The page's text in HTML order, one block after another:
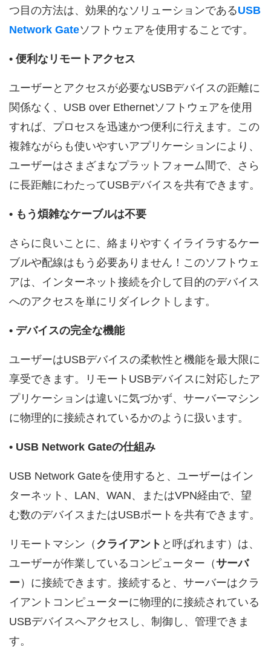
つ目の方法は、効果的なソリューションであるUSB
Network Gateソフトウェアを使用することです。
• 便利なリモートアクセス
ユーザーとアクセスが必要なUSBデバイスの距離に
関係なく、USB over Ethernetソフトウェアを使用
すれば、プロセスを迅速かつ便利に行えます。この
複雑ながらも使いやすいアプリケーションにより、
ユーザーはさまざまなプラットフォーム間で、さら
に長距離にわたってUSBデバイスを共有できます。
• もう煩雑なケーブルは不要
さらに良いことに、絡まりやすくイライラするケー
ブルや配線はもう必要ありません！このソフトウェ
アは、インターネット接続を介して目的のデバイス
へのアクセスを単にリダイレクトします。
• デバイスの完全な機能
ユーザーはUSBデバイスの柔軟性と機能を最大限に
享受できます。リモートUSBデバイスに対応したア
プリケーションは違いに気づかず、サーバーマシン
に物理的に接続されているかのように扱います。
• USB Network Gateの仕組み
USB Network Gateを使用すると、ユーザーはイン
ターネット、LAN、WAN、またはVPN経由で、望
む数のデバイスまたはUSBポートを共有できます。
リモートマシン（ クライアント と呼ばれます）は、
ユーザーが作業しているコンピューター（サーバ
ー）に接続できます。接続すると、サーバーはクラ
イアントコンピューターに物理的に接続されている
USBデバイスへアクセスし、制御し、管理できま
す。